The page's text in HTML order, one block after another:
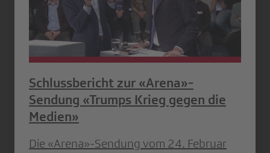
Schlussbericht zur «Arena»-
Sendung «Trumps Krieg gegen die
Medien»
Die «Arena»-Sendung vom 24. Februar